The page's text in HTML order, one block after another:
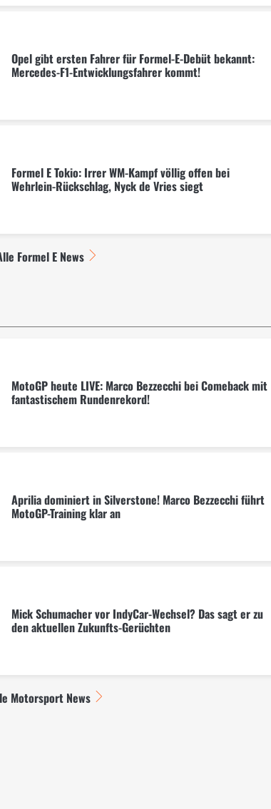
Opel gibt ersten Fahrer für Formel-E-Debüt bekannt:
Mercedes-F1-Entwicklungsfahrer kommt!
Formel E Tokio: Irrer WM-Kampf völlig offen bei
Wehrlein-Rückschlag, Nyck de Vries siegt
Formel E News
MotoGP heute LIVE: Marco Bezzecchi bei Comeback mit
fantastischem Rundenrekord!
Aprilia dominiert in Silverstone! Marco Bezzecchi führt
MotoGP-Training klar an
Mick Schumacher vor IndyCar-Wechsel? Das sagt er zu
den aktuellen Zukunfts-Gerüchten
Motorsport News